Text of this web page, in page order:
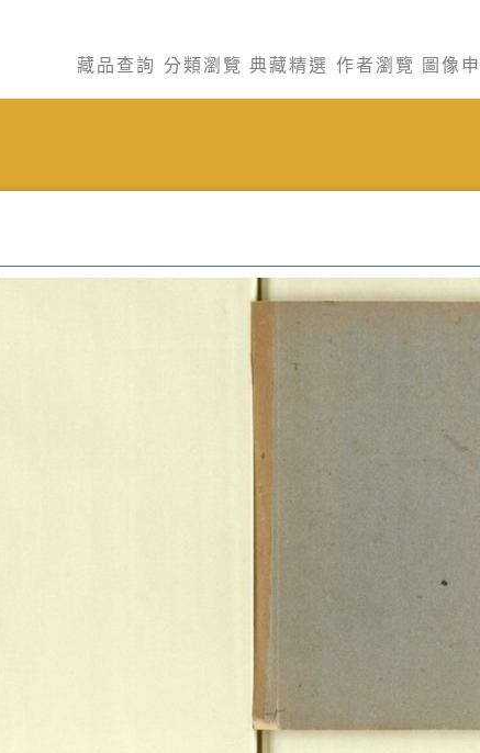
藏品查詢 分類瀏覽 典藏精選 作者瀏覽 圖像